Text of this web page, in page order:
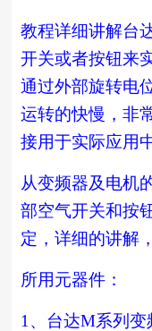
教程详细讲解台
开关或者按钮来
通过外部旋转电
运转的快慢，非
接用于实际应用中
从变频器及电机
部空气开关和按
定，详细的讲解
所用元器件：
1 、台达M系列变